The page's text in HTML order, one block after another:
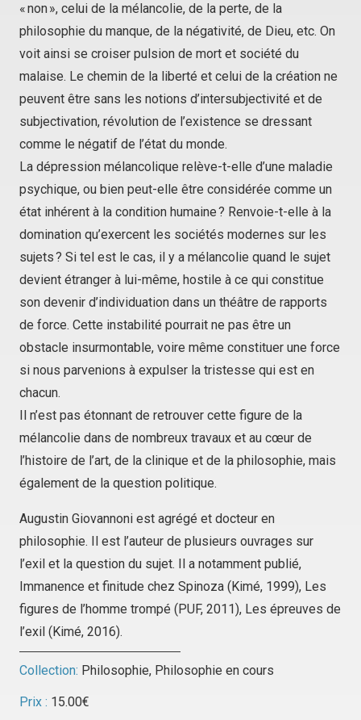
« non », celui de la mélancolie, de la perte, de la
philosophie du manque, de la négativité, de Dieu, etc. On
voit ainsi se croiser pulsion de mort et société du
malaise. Le chemin de la liberté et celui de la création ne
peuvent être sans les notions d’intersubjectivité et de
subjectivation, révolution de l’existence se dressant
comme le négatif de l’état du monde.
La dépression mélancolique relève-t-elle d’une maladie
psychique, ou bien peut-elle être considérée comme un
état inhérent à la condition humaine ? Renvoie-t-elle à la
domination qu’exercent les sociétés modernes sur les
sujets ? Si tel est le cas, il y a mélancolie quand le sujet
devient étranger à lui-même, hostile à ce qui constitue
son devenir d’individuation dans un théâtre de rapports
de force. Cette instabilité pourrait ne pas être un
obstacle insurmontable, voire même constituer une force
si nous parvenions à expulser la tristesse qui est en
chacun.
Il n’est pas étonnant de retrouver cette figure de la
mélancolie dans de nombreux travaux et au cœur de
l’histoire de l’art, de la clinique et de la philosophie, mais
également de la question politique.
Augustin Giovannoni est agrégé et docteur en
philosophie. Il est l’auteur de plusieurs ouvrages sur
l’exil et la question du sujet. Il a notamment publié,
Immanence et finitude chez Spinoza (Kimé, 1999), Les
figures de l’homme trompé (PUF, 2011), Les épreuves de
l’exil (Kimé, 2016).
Collection: Philosophie, Philosophie en cours
Prix : 15.00€